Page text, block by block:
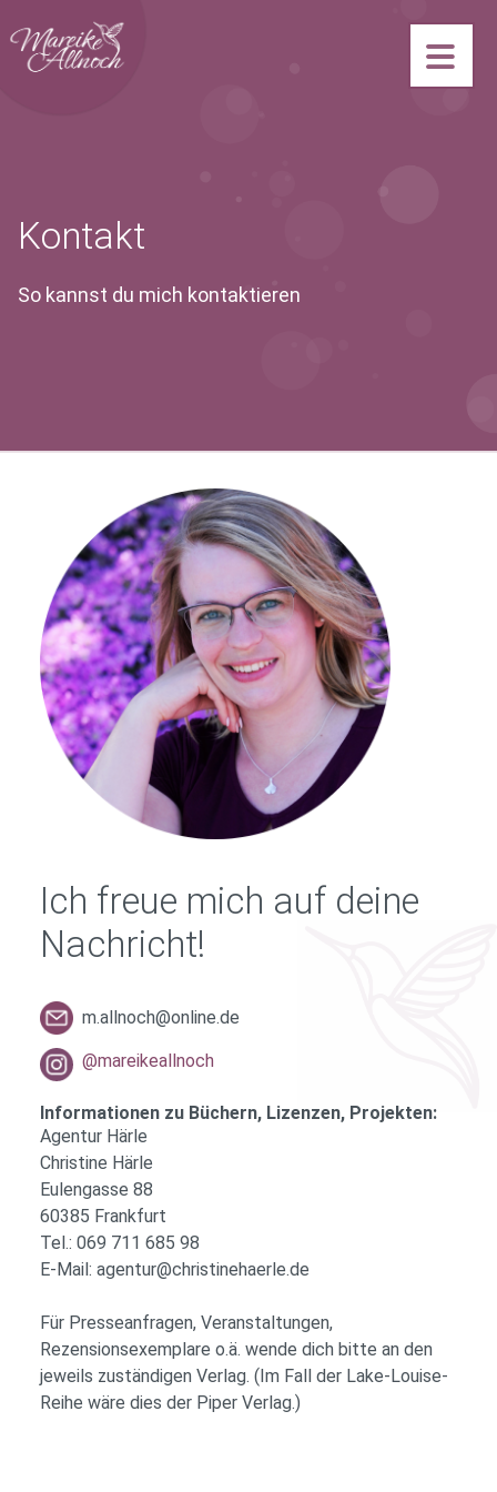
Navi
Kontakt
So kannst du mich kontaktieren
Ich freue mich auf deine
Nachricht!
m.allnoch@online.de
@mareikeallnoch
Informationen zu Büchern, Lizenzen, Projekten:
Agentur Härle
Christine Härle
Eulengasse 88
60385 Frankfurt
Tel.: 069 711 685 98
E-Mail: agentur@christinehaerle.de
Für Presseanfragen, Veranstaltungen,
Rezensionsexemplare o.ä. wende dich bitte an den
jeweils zuständigen Verlag. (Im Fall der Lake-Louise-
Reihe wäre dies der Piper Verlag.)